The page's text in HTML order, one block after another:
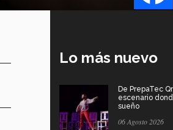
Lo más nuevo
De PrepaTec
escenario
sueño
06 Agosto 2026